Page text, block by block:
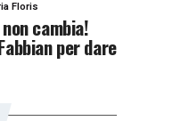
Floris
cambia!
per dare